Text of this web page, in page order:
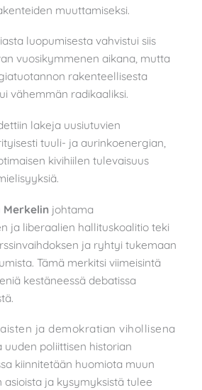
muuttamiseksi.
luopumisesta vahvistui siis
vuosikymmenen aikana, mutta
rakenteellisesta
vähemmän radikaaliksi.
lakeja uusiutuvien
tuuli- ja aurinkoenergian,
kivihiilen tulevaisuus
Merkelin johtama
ja liberaalien hallituskoalitio teki
ja ryhtyi tukemaan
Tämä merkitsi viimeisintä
kestäneessä debatissa
ja demokratian vihollisena
uuden poliittisen historian
kiinnitetään huomiota muun
asioista ja kysymyksistä tulee